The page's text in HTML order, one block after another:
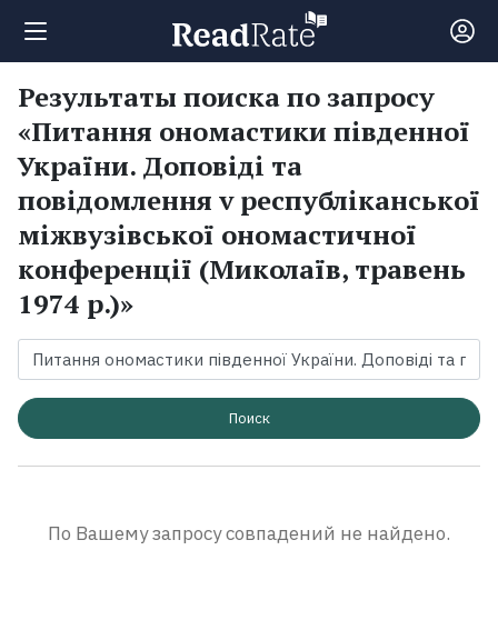
Поиск
Новости
Рейтинги
Книги
Экранизации
Коллекции
Результаты поиска по запросу
«Питання ономастики південної
України. Доповіді та
повідомлення v республіканської
міжвузівської ономастичної
конференції (Миколаїв, травень
1974 р.)»
Поиск
По Вашему запросу совпадений не найдено.